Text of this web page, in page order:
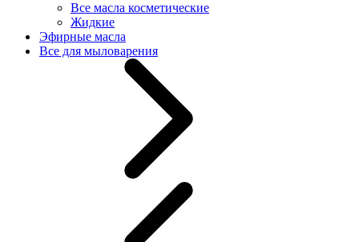
Все масла косметические
Жидкие
Эфирные масла
Все для мыловарения